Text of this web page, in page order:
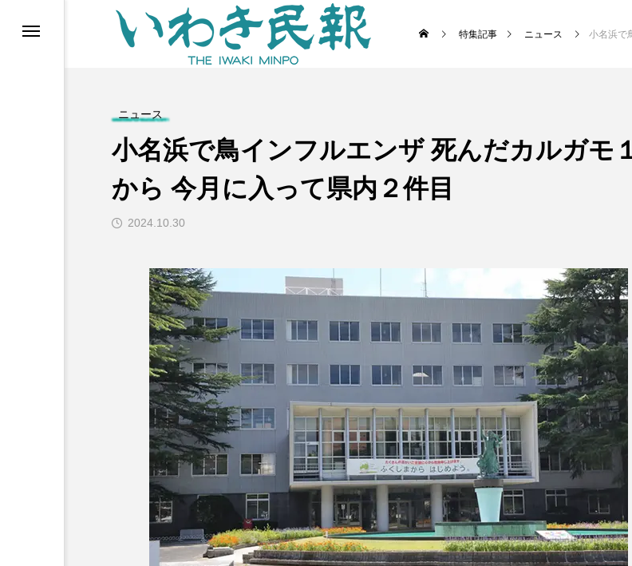
特集記事 ニュース 小名浜で鳥インフルエンザ 死んだカルガモ１羽
ニュース
小名浜で鳥インフルエンザ 死んだカルガモ
から 今月に入って県内２件目
2024.10.30